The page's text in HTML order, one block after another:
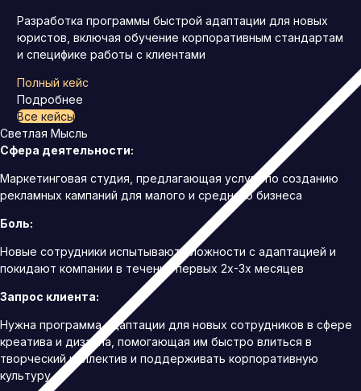
Разработка программы быстрой адаптации для новых
юристов, включая обучение корпоративным стандартам
и специфике работы с клиентами
Полный кейс
Подробнее
Все кейсы
Светлая Мысль
Сфера деятельности:
Маркетинговая студия, предлагающая услуги по созданию
рекламных кампаний для малого и среднего бизнеса
Боль:
Новые сотрудники испытывают сложности с адаптацией и
покидают компании в течении первых 2х-3х месяцев
Запрос клиента:
Нужна программа адаптации для новых сотрудников в сфере
креатива и дизайна, помогающая им быстро влиться в
творческий коллектив и поддерживать корпоративную
культуру